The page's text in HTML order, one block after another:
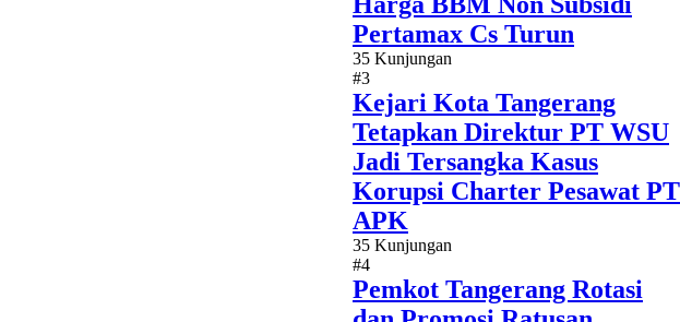
Pertamax Cs Turun
35 Kunjungan
#3
Kejari Kota Tangerang
Tetapkan Direktur PT WSU
Jadi Tersangka Kasus
Korupsi Charter Pesawat PT
APK
35 Kunjungan
#4
Pemkot Tangerang Rotasi